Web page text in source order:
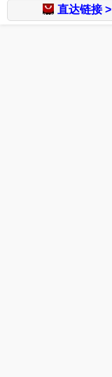
直达链接 >